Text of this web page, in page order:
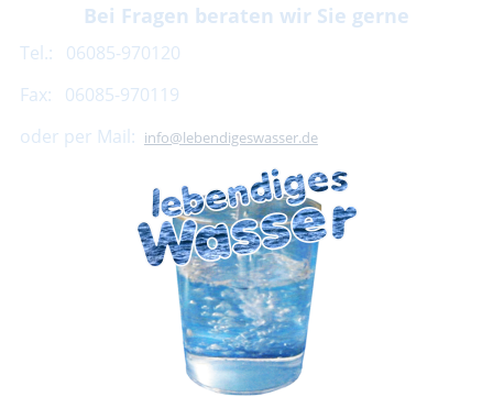
Bei Fragen beraten wir Sie gerne
Tel.: 06085-970120
Fax: 06085-970119
oder per Mail: info@lebendigeswasser.de